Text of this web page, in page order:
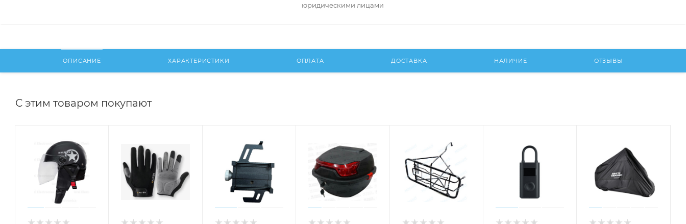
юридическими лицами
ОПИСАНИЕ ХАРАКТЕРИСТИКИ ОПЛАТА ДОСТАВКА НАЛИЧИЕ ОТЗЫВЫ
С этим товаром покупают